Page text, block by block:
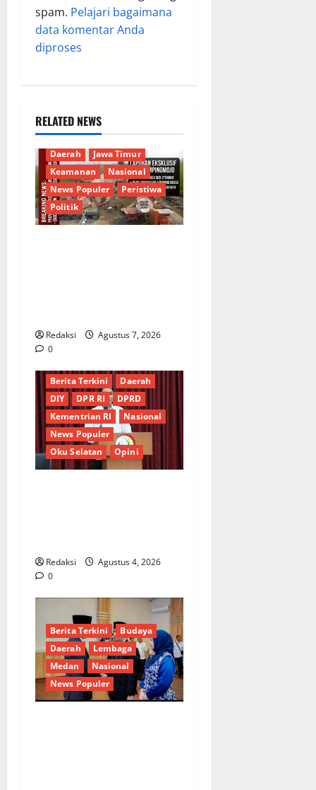
spam. Pelajari bagaimana
data komentar Anda
diproses
RELATED NEWS
Berita Terkini
Budaya
Daerah
Jawa Timur
Keamanan
Nasional
News Populer
Peristiwa
Politik
Redaksi
Agustus 7, 2026
0
Berita Terkini
Daerah
DIY
DPR RI
DPRD
Kementrian RI
Nasional
News Populer
Oku Selatan
Opini
Redaksi
Agustus 4, 2026
0
Berita Terkini
Budaya
Daerah
Lembaga
Medan
Nasional
News Populer